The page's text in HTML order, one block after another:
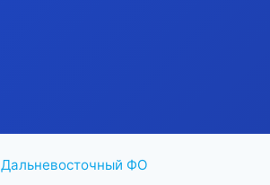
Дальневосточный ФО